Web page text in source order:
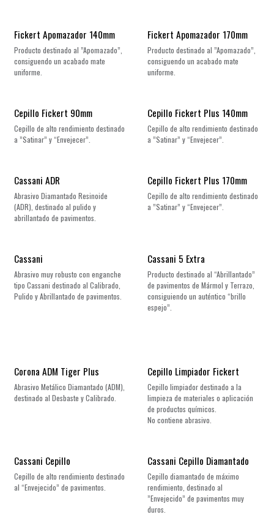
Fickert Apomazador 140mm
Producto destinado al ”Apomazado”,
consiguendo un acabado mate
uniforme.
Fickert Apomazador 170mm
Producto destinado al ”Apomazado”,
consiguendo un acabado mate
uniforme.
Cepillo Fickert 90mm
Cepillo de alto rendimiento destinado
a ”Satinar” y “Envejecer”.
Cepillo Fickert Plus 140mm
Cepillo de alto rendimiento destinado
a ”Satinar” y “Envejecer”.
Cassani ADR
Abrasivo Diamantado Resinoide
(ADR), destinado al pulido y
abrillantado de pavimentos.
Cepillo Fickert Plus 170mm
Cepillo de alto rendimiento destinado
a ”Satinar” y “Envejecer”.
Cassani
Abrasivo muy robusto con enganche
tipo Cassani destinado al Calibrado,
Pulido y Abrillantado de pavimentos.
Cassani 5 Extra
Producto destinado al “Abrillantado”
de pavimentos de Mármol y Terrazo,
consiguiendo un auténtico “brillo
espejo”.
Corona ADM Tiger Plus
Abrasivo Metálico Diamantado (ADM),
destinado al Desbaste y Calibrado.
Cepillo Limpiador Fickert
Cepillo limpiador destinado a la
limpieza de materiales o aplicación
de productos químicos.
No contiene abrasivo.
Cassani Cepillo
Cepillo de alto rendimiento destinado
al “Envejecido” de pavimentos.
Cassani Cepillo Diamantado
Cepillo diamantado de máximo
rendimiento, destinado al
”Envejecido” de pavimentos muy
duros.